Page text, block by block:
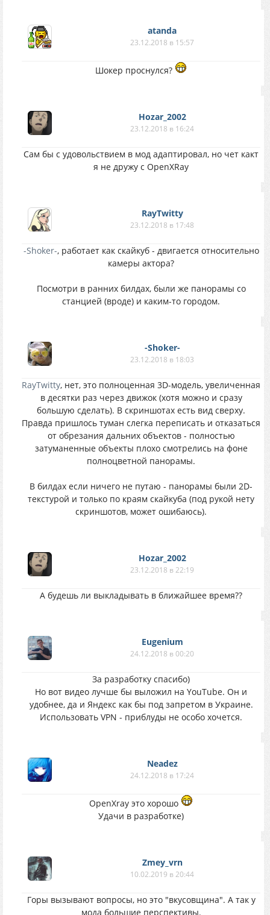
atanda
23.12.2018 в 15:57
Шокер проснулся?
Hozar_2002
23.12.2018 в 16:24
Сам бы с удовольствием в мод адаптировал, но чет какт
я не дружу с OpenXRay
RayTwitty
23.12.2018 в 17:48
-Shoker-, работает как скайкуб - двигается относительно
камеры актора?
Посмотри в ранних билдах, были же панорамы со
станцией (вроде) и каким-то городом.
-Shoker-
23.12.2018 в 18:03
RayTwitty, нет, это полноценная 3D-модель, увеличенная
в десятки раз через движок (хотя можно и сразу
большую сделать). В скриншотах есть вид сверху.
Правда пришлось туман слегка переписать и отказаться
от обрезания дальних объектов - полностью
затуманенные объекты плохо смотрелись на фоне
полноцветной панорамы.
В билдах если ничего не путаю - панорамы были 2D-
текстурой и только по краям скайкуба (под рукой нету
скриншотов, может ошибаюсь).
Hozar_2002
23.12.2018 в 22:19
А будешь ли выкладывать в ближайшее время??
Eugenium
24.12.2018 в 00:20
За разработку спасибо)
Но вот видео лучше бы выложил на YouTube. Он и
удобнее, да и Яндекс как бы под запретом в Украине.
Использовать VPN - приблуды не особо хочется.
Neadez
24.12.2018 в 17:24
OpenXray это хорошо
Удачи в разработке)
Zmey_vrn
10.02.2019 в 20:44
Горы вызывают вопросы, но это "вкусовщина". А так у
мода большие перспективы.